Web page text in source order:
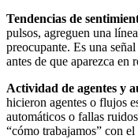
Tendencias de
pulsos, agreguen una
preocupante. Es una
antes de que aparezca en
Actividad de agentes y
hicieron agentes o flujos
automáticos o fallas
“cómo trabajamos” con